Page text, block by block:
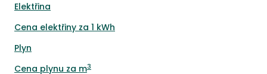
Elektřina
Cena elektřiny za 1 kWh
Plyn
Cena plynu za m3